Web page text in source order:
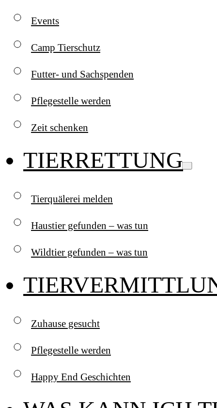
Events
Camp Tierschutz
Futter- und Sachspenden
Pflegestelle werden
Zeit schenken
TIERRETTUNG
Tierquälerei melden
Haustier gefunden – was tun
Wildtier gefunden – was tun
Zuhause gesucht
Pflegestelle werden
Happy End Geschichten